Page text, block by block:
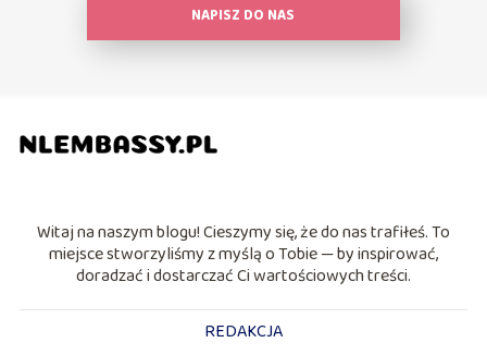
NAPISZ DO NAS
Witaj na naszym blogu! Cieszymy się, że do nas trafiłeś. To
miejsce stworzyliśmy z myślą o Tobie — by inspirować,
doradzać i dostarczać Ci wartościowych treści.
REDAKCJA